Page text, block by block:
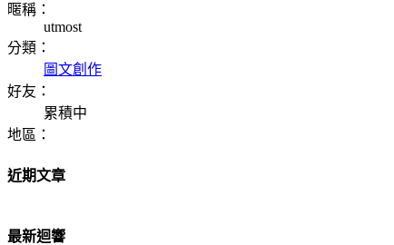
暱稱：
utmost
分類：
圖文創作
好友：
累積中
地區：
近期文章
最新迴響